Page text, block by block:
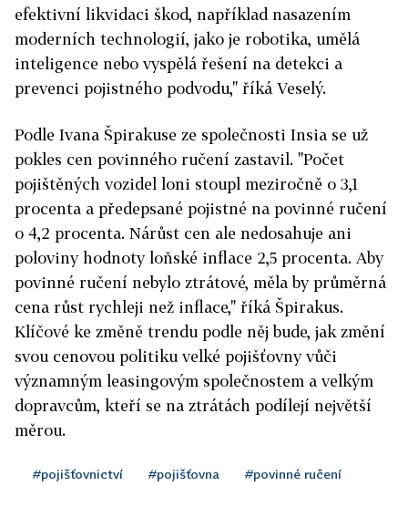
efektivní likvidaci škod, například nasazením
moderních technologií, jako je robotika, umělá
inteligence nebo vyspělá řešení na detekci a
prevenci pojistného podvodu," říká Veselý.
Podle Ivana Špirakuse ze společnosti Insia se už
pokles cen povinného ručení zastavil. "Počet
pojištěných vozidel loni stoupl meziročně o 3,1
procenta a předepsané pojistné na povinné ručení
o 4,2 procenta. Nárůst cen ale nedosahuje ani
poloviny hodnoty loňské inflace 2,5 procenta. Aby
povinné ručení nebylo ztrátové, měla by průměrná
cena růst rychleji než inflace," říká Špirakus.
Klíčové ke změně trendu podle něj bude, jak změní
svou cenovou politiku velké pojišťovny vůči
významným leasingovým společnostem a velkým
dopravcům, kteří se na ztrátách podílejí největší
měrou.
#pojišťovnictví #pojišťovna #povinné ručení